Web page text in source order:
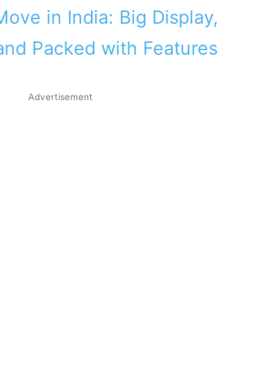
in India: Big Display,
Packed with Features
Advertisement